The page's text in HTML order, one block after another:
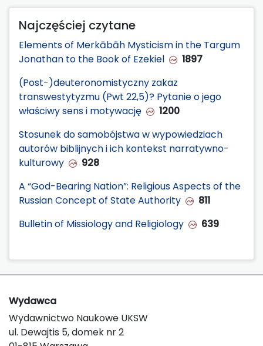
Najczęściej czytane
Elements of Merkābāh Mysticism in the Targum
Jonathan to the Book of Ezekiel
1897
(Post-)deuteronomistyczny zakaz
transwestytyzmu (Pwt 22,5)? Pytanie o jego
właściwy sens i motywację
1200
Stosunek do samobójstwa w wypowiedziach
autorów biblijnych i ich kontekst narratywno-
kulturowy
928
A “God-Bearing Nation”: Religious Aspects of the
Russian Concept of State Authority
811
Bulletin of Missiology and Religiology
639
Wydawca
Wydawnictwo Naukowe UKSW
ul. Dewajtis 5, domek nr 2